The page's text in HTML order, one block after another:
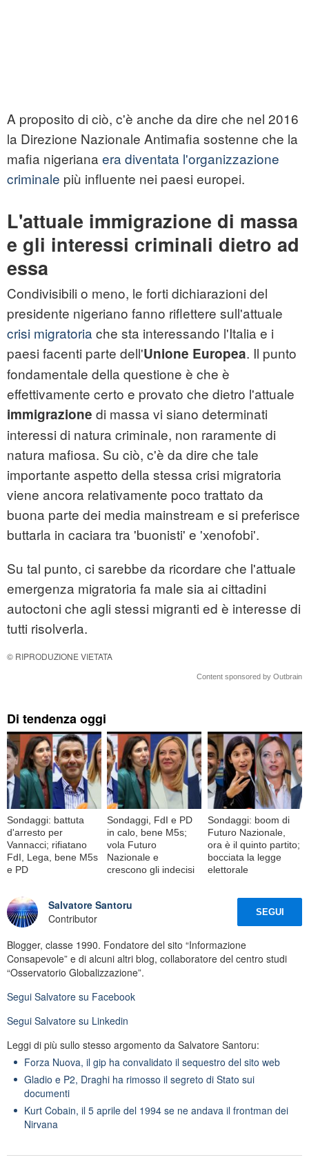
A proposito di ciò, c'è anche da dire che nel 2016
la Direzione Nazionale Antimafia sostenne che la
mafia nigeriana era diventata l'organizzazione
criminale più influente nei paesi europei.
L'attuale immigrazione di massa
e gli interessi criminali dietro ad
essa
Condivisibili o meno, le forti dichiarazioni del
presidente nigeriano fanno riflettere sull'attuale
crisi migratoria che sta interessando l'Italia e i
paesi facenti parte dell'Unione Europea. Il punto
fondamentale della questione è che è
effettivamente certo e provato che dietro l'attuale
immigrazione di massa vi siano determinati
interessi di natura criminale, non raramente di
natura mafiosa. Su ciò, c'è da dire che tale
importante aspetto della stessa crisi migratoria
viene ancora relativamente poco trattato da
buona parte dei media mainstream e si preferisce
buttarla in caciara tra 'buonisti' e 'xenofobi'.
Su tal punto, ci sarebbe da ricordare che l'attuale
emergenza migratoria fa male sia ai cittadini
autoctoni che agli stessi migranti ed è interesse di
tutti risolverla.
© RIPRODUZIONE VIETATA
Content sponsored by Outbrain
Di tendenza oggi
Sondaggi: battuta
d'arresto per
Vannacci; rifiatano
FdI, Lega, bene M5s
e PD
Sondaggi, FdI e PD
in calo, bene M5s;
vola Futuro
Nazionale e
crescono gli indecisi
Sondaggi: boom di
Futuro Nazionale,
ora è il quinto partito;
bocciata la legge
elettorale
Salvatore Santoru
Contributor
SEGUI
Blogger, classe 1990. Fondatore del sito “Informazione
Consapevole” e di alcuni altri blog, collaboratore del centro studi
“Osservatorio Globalizzazione”.
Segui Salvatore su Facebook
Segui Salvatore su Linkedin
Leggi di più sullo stesso argomento da Salvatore Santoru:
Forza Nuova, il gip ha convalidato il sequestro del sito web
Gladio e P2, Draghi ha rimosso il segreto di Stato sui
documenti
Kurt Cobain, il 5 aprile del 1994 se ne andava il frontman dei
Nirvana